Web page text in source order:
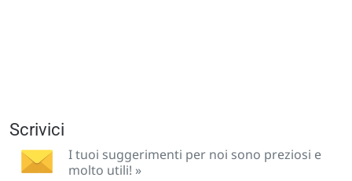
Scrivici
I tuoi suggerimenti per noi sono preziosi e
molto utili! »